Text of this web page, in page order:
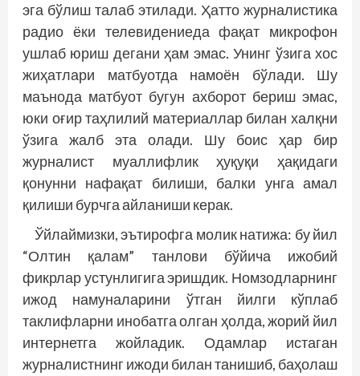
эга бўлиш талаб этилади. Ҳатто журналистика
радио ёки телевидениеда фақат микрофон
ушлаб юриш дегани ҳам эмас. Унинг ўзига хос
жиҳатлари матбуотда намоён бўлади. Шу
маънода матбуот бугун ахборот бериш эмас,
юки оғир таҳлилий материаллар билан халқни
ўзига жалб эта олади. Шу боис ҳар бир
журналист муаллифлик ҳуқуқи ҳақидаги
қонунни нафақат билиши, балки унга амал
қилиши бурч­­га айланиши керак.
Ўйлаймизки, эътирофга молик натижа: бу йил
“Олтин қалам” танлови бўйича ижобий
фикрлар устунлигига эришдик. Номзодларнинг
ижод намуналарини ўтган йилги кўплаб
таклифларни инобатга олган ҳолда, жорий йил
интернетга жойладик. Одамлар истаган
журналистнинг ижоди билан танишиб, баҳолаш